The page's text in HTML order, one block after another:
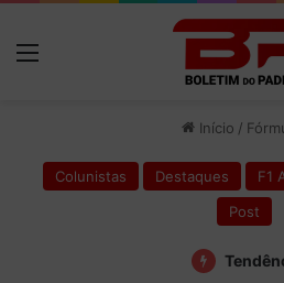
Início /
Colunistas Destaques F1
Post